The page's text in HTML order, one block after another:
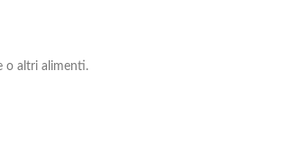
o altri alimenti.